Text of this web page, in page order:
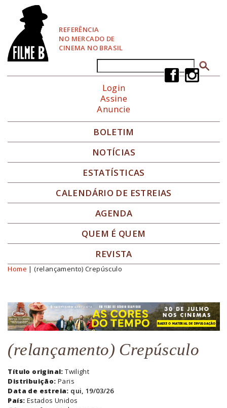
REFERÊNCIA
NO MERCADO DE
CINEMA NO BRASIL
Formulário de busca
Login
Assine
Anuncie
BOLETIM
NOTÍCIAS
ESTATÍSTICAS
CALENDÁRIO DE ESTREIAS
AGENDA
QUEM É QUEM
REVISTA
Você está aqui
Home | (relançamento) Crepúsculo
(relançamento) Crepúsculo
Título original:Twilight
Distribuição: Paris
Data de estreia: qui, 19/03/26
País: Estados Unidos